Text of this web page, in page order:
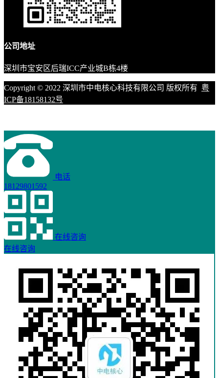
公司地址
深圳市宝安区后瑞ICC产业城B栋4楼
Copyright © 2022 深圳市中电核心科技有限公司 版权所有 粤
ICP备18158132号
电话
18129801592
在线咨询
在线咨询